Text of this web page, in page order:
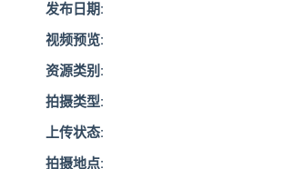
发布日期:
视频预览:
资源类别:
拍摄类型:
上传状态:
拍摄地点: